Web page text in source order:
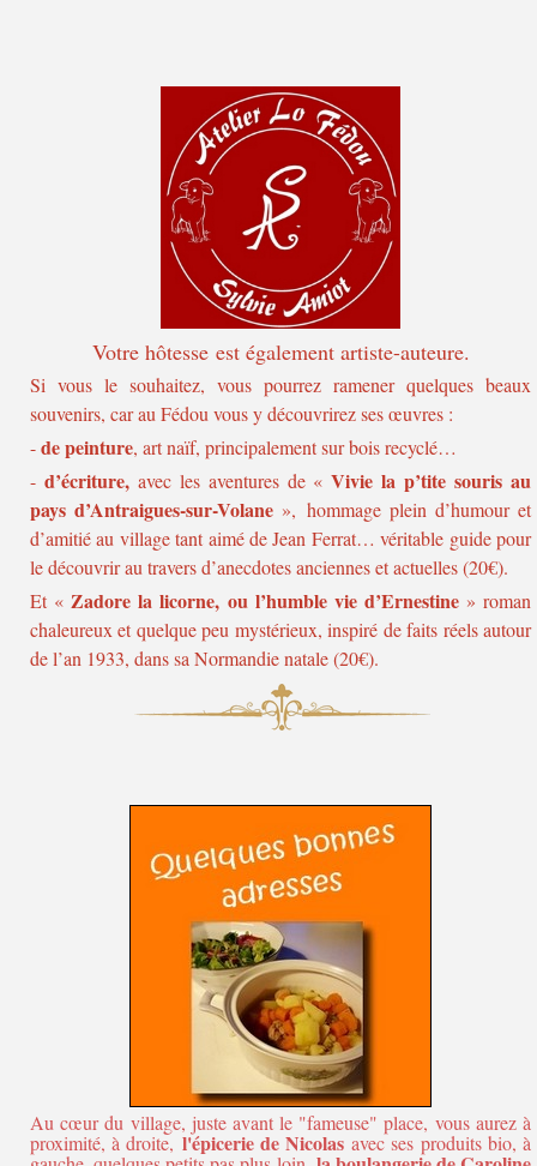
Votre hôtesse est également artiste-auteure.
Si vous le souhaitez, vous pourrez ramener quelques beaux
souvenirs, car au Fédou vous y découvrirez ses œuvres :
-de peinture, art naïf, principalement sur bois recyclé…
- d’écriture,avec les aventures de «Vivie la p’tite souris au
pays d’Antraigues-sur-Volane », hommage plein d’humour et
d’amitié au village tant aimé de Jean Ferrat… véritable guide pour
le découvrir au travers d’anecdotes anciennes et actuelles (20€).
Et «Zadore la licorne, ou l’humble vie d’Ernestine» roman
chaleureux et quelque peu mystérieux, inspiré de faits réels autour
de l’an 1933, dans sa Normandie natale (20€).
Au cœur du village, juste avant le "fameuse" place, vous aurez à
proximité, à droite, l'épicerie de Nicolas avec ses produits bio, à